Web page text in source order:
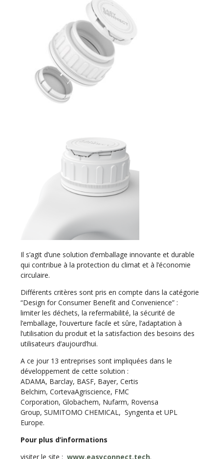
Il s’agit d’une solution d’emballage innovante et durable
qui contribue à la protection du climat et à l’économie
circulaire.
Différents critères sont pris en compte dans la catégorie
“Design for Consumer Benefit and Convenience” :
limiter les déchets, la refermabilité, la sécurité de
l’emballage, l’ouverture facile et sûre, l’adaptation à
l’utilisation du produit et la satisfaction des besoins des
utilisateurs d’aujourd’hui.
A ce jour 13 entreprises sont impliquées dans le
développement de cette solution :
ADAMA, Barclay, BASF, Bayer, Certis
Belchim, CortevaAgriscience, FMC
Corporation, Globachem, Nufarm, Rovensa
Group, SUMITOMO CHEMICAL, Syngenta et UPL
Europe.
Pour plus d’informations
visiter le site : www.easyconnect.tech.